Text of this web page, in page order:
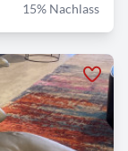
15% Nachlass